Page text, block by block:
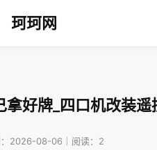
珂珂网
好牌_四口机改装
：2026-08-06｜阅读：2